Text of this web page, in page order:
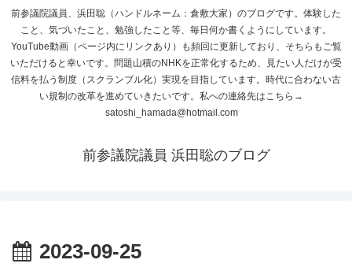
前参議院議員、浜田聡（ハンドルネーム：倉敷大家）のブログです。体験した
こと、気づいたこと、勉強したこと等、毎日何か書くようにしています。
YouTube動画（ページ内にリンクあり）も頻回に更新しており、そちらもご覧
いただけると幸いです。問題山積のNHKを正常化するため、見たい人だけが受
信料を払う制度（スクランブル化）実現を目指しています。時代に合わない古
い規制の改革を進めていきたいです。私への連絡先はこちら→
satoshi_hamada@hotmail.com
前参議院議員 浜田聡のブログ
2023-09-25